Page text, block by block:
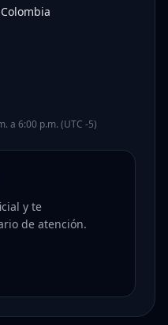
a 6:00 p.m. (UTC -5)
y te
de atención.